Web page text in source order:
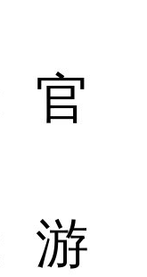
官
游